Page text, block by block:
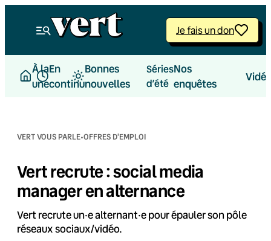
Je fais un don
À la
une
En
continu
Bonnes
nouvelles
Séries
d’été
Nos
enquêtes
VERT VOUS PARLE·OFFRES D'EMPLOI
Vert recrute : social media
manager en alternance
Vert recrute un·e alternant·e pour épauler son pôle
réseaux sociaux/vidéo.